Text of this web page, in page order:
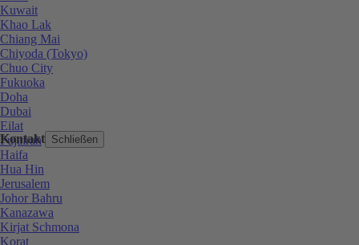
Kontakt Schließen
Kuwait
Khao Lak
Chiang Mai
Chiyoda (Tokyo)
Chuo City
Fukuoka
Doha
Dubai
Eilat
Fujairah
Haifa
Hua Hin
Jerusalem
Johor Bahru
Kanazawa
Kirjat Schmona
Korat